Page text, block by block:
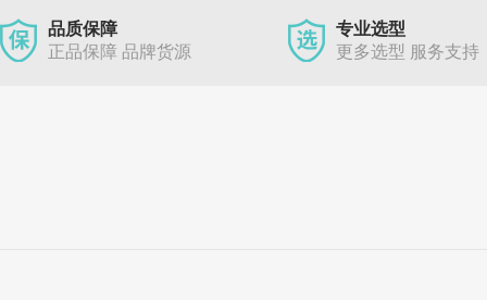
品质保障
正品保障 品牌货源
专业选型
更多选型 服务支持